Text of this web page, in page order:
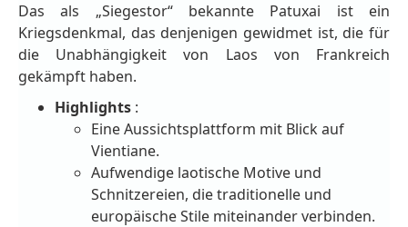
Das als „Siegestor“ bekannte Patuxai ist ein
Kriegsdenkmal, das denjenigen gewidmet ist, die für
die Unabhängigkeit von Laos von Frankreich
gekämpft haben.
Highlights :
Eine Aussichtsplattform mit Blick auf
Vientiane.
Aufwendige laotische Motive und
Schnitzereien, die traditionelle und
europäische Stile miteinander verbinden.